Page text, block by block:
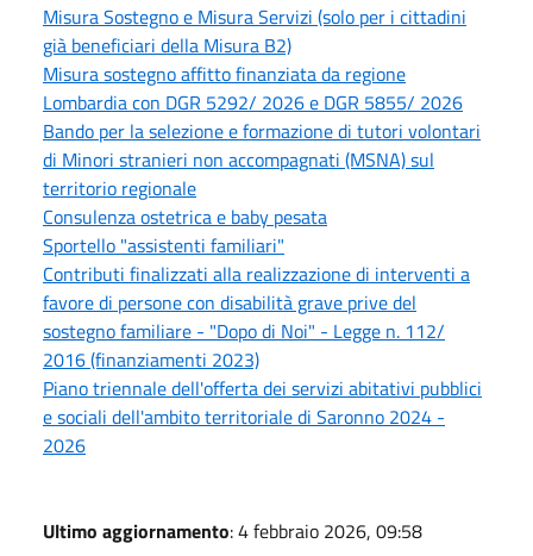
Misura Sostegno e Misura Servizi (solo per i cittadini
già beneficiari della Misura B2)
Misura sostegno affitto finanziata da regione
Lombardia con DGR 5292/ 2026 e DGR 5855/ 2026
Bando per la selezione e formazione di tutori volontari
di Minori stranieri non accompagnati (MSNA) sul
territorio regionale
Consulenza ostetrica e baby pesata
Sportello "assistenti familiari"
Contributi finalizzati alla realizzazione di interventi a
favore di persone con disabilità grave prive del
sostegno familiare - "Dopo di Noi" - Legge n. 112/
2016 (finanziamenti 2023)
Piano triennale dell'offerta dei servizi abitativi pubblici
e sociali dell'ambito territoriale di Saronno 2024 -
2026
Ultimo aggiornamento: 4 febbraio 2026, 09:58